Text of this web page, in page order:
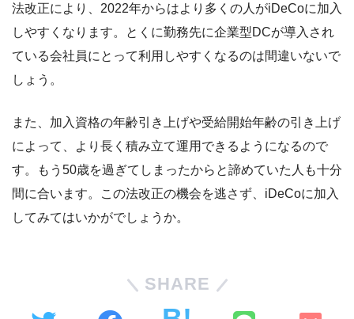
法改正により、2022年からはより多くの人がiDeCoに加入
しやすくなります。とくに勤務先に企業型DCが導入され
ている会社員にとって利用しやすくなるのは間違いないで
しょう。
また、加入資格の年齢引き上げや受給開始年齢の引き上げ
によって、より長く積み立て運用できるようになるので
す。もう50歳を過ぎてしまったからと諦めていた人も十分
間に合います。この法改正の機会を逃さず、iDeCoに加入
してみてはいかがでしょうか。
SHARE